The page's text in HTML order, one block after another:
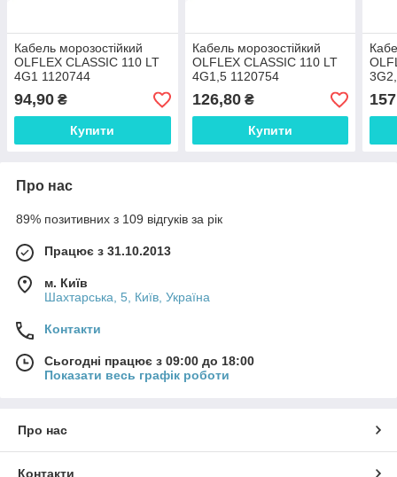
Кабель морозостійкий
OLFLEX CLASSIC 110 LT
4G1 1120744
94,90 ₴
Купити
Кабель морозостійкий
OLFLEX CLASSIC 110 LT
4G1,5 1120754
126,80₴
Купити
Про нас
89% позитивних з 109 відгуків за рік
Працює з 31.10.2013
м. Київ
Шахтарська, 5, Київ, Україна
Контакти
Сьогодні працює з 09:00 до 18:00
Показати весь графік роботи
Про нас
Контакти